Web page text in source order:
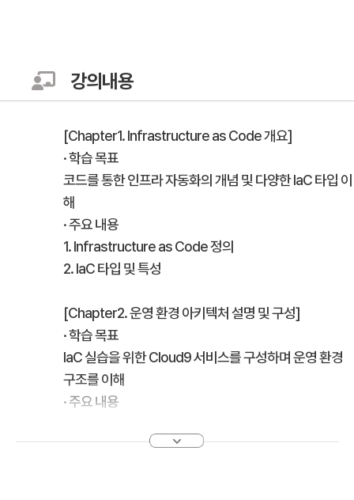
강의내용
[Chapter1. Infrastructure as Code 개요]
· 학습 목표
코드를 통한 인프라 자동화의 개념 및 다양한 IaC 타입 이
해
· 주요 내용
1. Infrastructure as Code 정의
2. IaC 타입 및 특성
[Chapter2. 운영 환경 아키텍처 설명 및 구성]
· 학습 목표
IaC 실습을 위한 Cloud9 서비스를 구성하며 운영 환경
구조를 이해
· 주요 내용
2. 운영 환경 아키텍처 구성